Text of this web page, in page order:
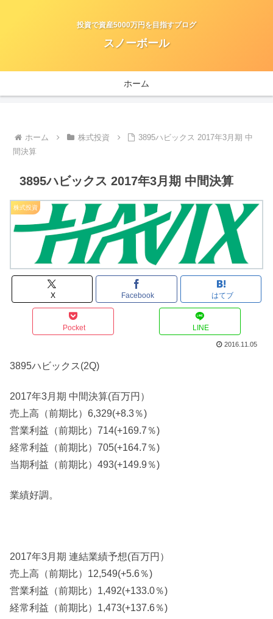
投資で資産5000万円を目指すブログ
スノーボール
ホーム
ホーム 株式投資
3895ハビックス 2017年3月期 中
間決算
3895ハビックス 2017年3月期 中間決算
株式投資
X Facebook はてブ
Pocket LINE
2016.11.05
3895ハビックス(2Q)
2017年3月期 中間決算(百万円）
売上高（前期比）6,329(+8.3％)
営業利益（前期比）714(+169.7％)
経常利益（前期比）705(+164.7％)
当期利益（前期比）493(+149.9％)
業績好調。
2017年3月期 連結業績予想(百万円）
売上高（前期比）12,549(+5.6％)
営業利益（前期比）1,492(+133.0％)
経常利益（前期比）1,473(+137.6％)